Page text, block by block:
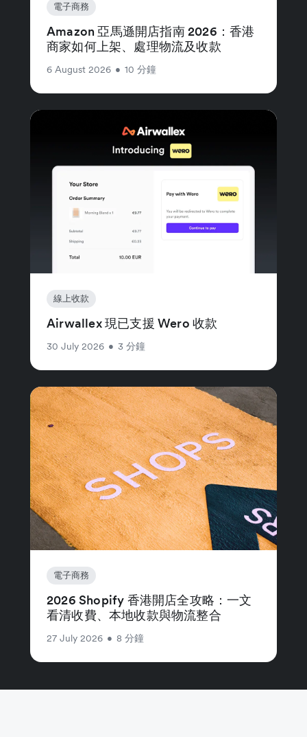
電子商務
Amazon 亞馬遜開店指南 2026：香港
商家如何上架、處理物流及收款
6 August 2026 • 10 分鐘
線上收款
Airwallex 現已支援 Wero 收款
30 July 2026 • 3 分鐘
電子商務
2026 Shopify 香港開店全攻略：一文
看清收費、本地收款與物流整合
27 July 2026 • 8 分鐘